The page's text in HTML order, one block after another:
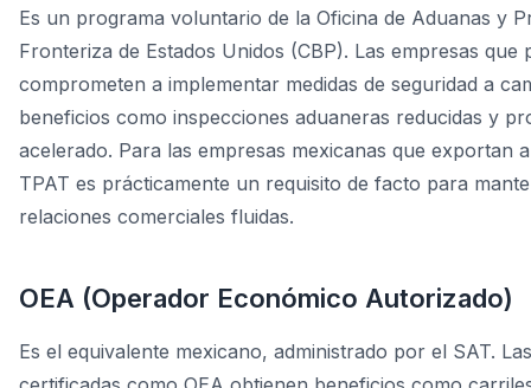
Es un programa voluntario de la Oficina de Aduanas y
Fronteriza de Estados Unidos (CBP). Las empresas que
comprometen a implementar medidas de seguridad a
beneficios como inspecciones aduaneras reducidas y
acelerado. Para las empresas mexicanas que exportan
TPAT es prácticamente un requisito de facto para
relaciones comerciales fluidas.
OEA (Operador Económico Autorizado)
Es el equivalente mexicano, administrado por el SAT.